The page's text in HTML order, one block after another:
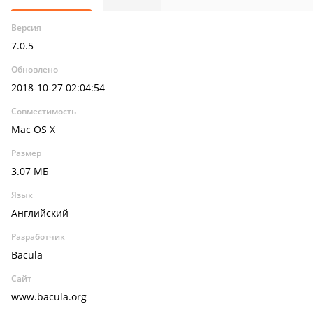
Версия
7.0.5
Обновлено
2018-10-27 02:04:54
Совместимость
Mac OS X
Размер
3.07 МБ
Язык
Английский
Разработчик
Bacula
Сайт
www.bacula.org